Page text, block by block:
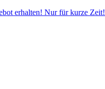
erhalten! Nur für kurze Zeit!